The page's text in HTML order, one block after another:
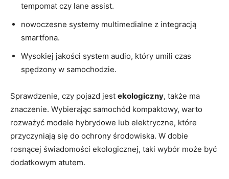
tempomat czy lane assist.
nowoczesne systemy multimedialne z integracją
⁤smartfona.
Wysokiej⁣ jakości system audio, który umili czas
spędzony w samochodzie.
Sprawdzenie, czy pojazd jest ekologiczny, także ma
znaczenie. Wybierając samochód kompaktowy, warto⁣
rozważyć modele hybrydowe lub elektryczne, które
przyczyniają się do ochrony środowiska. ⁣W dobie
rosnącej świadomości ekologicznej, taki wybór może być
dodatkowym atutem.